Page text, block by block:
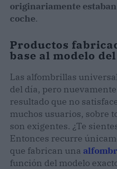
originariamente
coche.
Productos
base al modelo
Las alfombrillas
del día, pero
resultado que no
muchos usuarios, sobre
son exigentes. ¿Te
Entonces recurre
que fabrican una
función del modelo